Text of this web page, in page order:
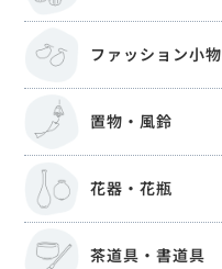
ファッション小物
置物・風鈴
花器・花瓶
茶道具・書道具